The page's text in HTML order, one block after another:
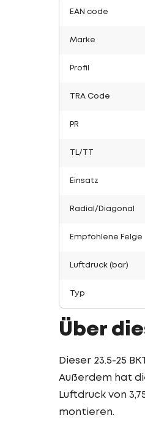
EAN code
Marke
Profil
TRA Code
PR
TL/TT
Einsatz
Radial/Diagonal
Empfohlene Felge
Luftdruck (bar)
Typ
Über
Dieser 23.5-25
Außerdem hat
Luftdruck von
montieren.